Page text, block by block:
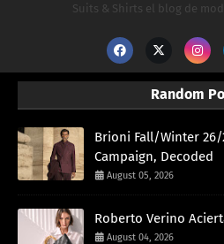
Suits & Shirts el blog de
Random
Brioni Fall/Winter 26/
Campaign, Decoded
August 05, 2026
Roberto Verino
August 04, 2026